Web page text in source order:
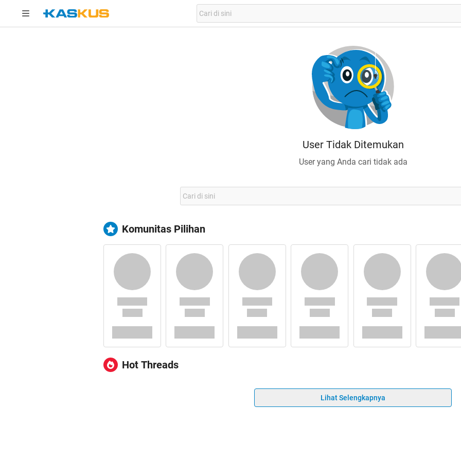
User Tidak Ditemukan
User yang Anda cari tidak ada
Komunitas Pilihan
Hot Threads
Lihat Selengkapnya